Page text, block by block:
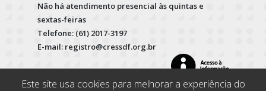
Não há atendimento presencial às quintas e
sextas-feiras
Telefone: (61) 2017-3197
E-mail: registro@cressdf.org.br
Este site usa cookies para melhorar a experiência do